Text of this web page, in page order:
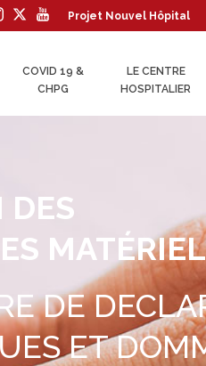
Projet Nouvel Hôpital
COVID 19 &
CHPG
LE CENTRE
HOSPITALIER
DES
DE
ET